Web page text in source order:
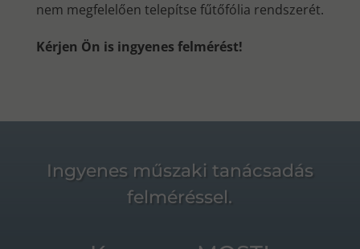
nem megfelelően telepítse fűtőfólia rendszerét.
Kérjen Ön is ingyenes felmérést!
Ingyenes műszaki tanácsadás
felméréssel.